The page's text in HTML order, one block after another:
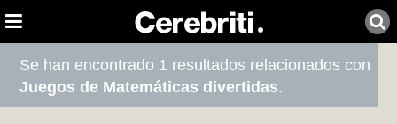
Se han encontrado 1 resultados relacionados con
Juegos de Matemáticas divertidas.